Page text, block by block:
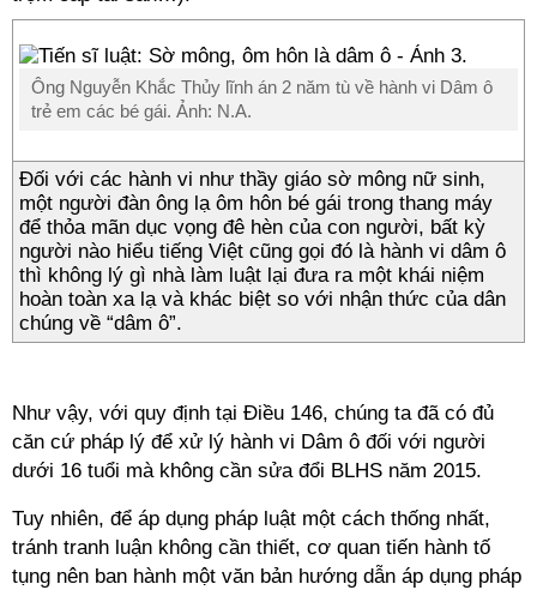
Ông Nguyễn Khắc Thủy lĩnh án 2 năm tù về hành vi Dâm ô
trẻ em các bé gái. Ảnh: N.A.
Đối với các hành vi như thầy giáo sờ mông nữ sinh,
một người đàn ông lạ ôm hôn bé gái trong thang máy
để thỏa mãn dục vọng đê hèn của con người, bất kỳ
người nào hiểu tiếng Việt cũng gọi đó là hành vi dâm ô
thì không lý gì nhà làm luật lại đưa ra một khái niệm
hoàn toàn xa lạ và khác biệt so với nhận thức của dân
chúng về “dâm ô”.
Như vậy, với quy định tại Điều 146, chúng ta đã có đủ
căn cứ pháp lý để xử lý hành vi Dâm ô đối với người
dưới 16 tuổi mà không cần sửa đổi BLHS năm 2015.
Tuy nhiên, để áp dụng pháp luật một cách thống nhất,
tránh tranh luận không cần thiết, cơ quan tiến hành tố
tụng nên ban hành một văn bản hướng dẫn áp dụng pháp